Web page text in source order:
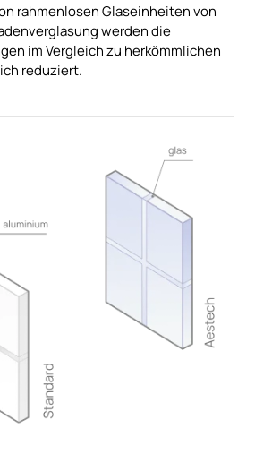
rahmenlosen Glaseinheiten von
werden die
im Vergleich zu herkömmlichen
reduziert.